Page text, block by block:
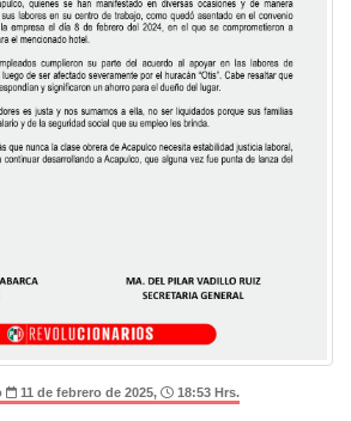
11 de febrero de 2025, 18:53 Hrs.